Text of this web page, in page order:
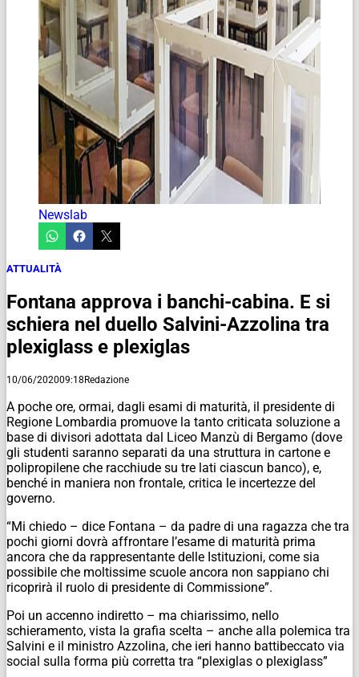
Newslab
ATTUALITÀ
Fontana approva i banchi-cabina. E si
schiera nel duello Salvini-Azzolina tra
plexiglass e plexiglas
10/06/202009:18Redazione
A poche ore, ormai, dagli esami di maturità, il presidente di
Regione Lombardia promuove la tanto criticata soluzione a
base di divisori adottata dal Liceo Manzù di Bergamo (dove
gli studenti saranno separati da una struttura in cartone e
polipropilene che racchiude su tre lati ciascun banco), e,
benché in maniera non frontale, critica le incertezze del
governo.
“Mi chiedo – dice Fontana – da padre di una ragazza che tra
pochi giorni dovrà affrontare l’esame di maturità prima
ancora che da rappresentante delle Istituzioni, come sia
possibile che moltissime scuole ancora non sappiano chi
ricoprirà il ruolo di presidente di Commissione”.
Poi un accenno indiretto – ma chiarissimo, nello
schieramento, vista la grafia scelta – anche alla polemica tra
Salvini e il ministro Azzolina, che ieri hanno battibeccato via
social sulla forma più corretta tra “plexiglas o plexiglass”